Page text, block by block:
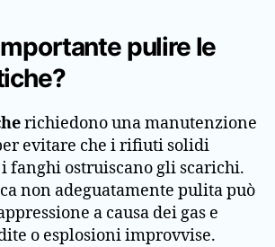
pulire le
richiedono una manutenzione
evitare che i rifiuti solidi
fanghi ostruiscano gli scarichi.
non adeguatamente pulita può
a causa dei gas e
o esplosioni improvvise.